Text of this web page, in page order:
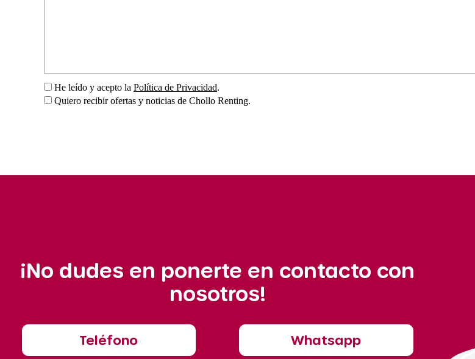
He leído y acepto la Política de Privacidad.
Quiero recibir ofertas y noticias de Chollo Renting.
¡No dudes en ponerte en contacto con
nosotros!
Teléfono Whatsapp